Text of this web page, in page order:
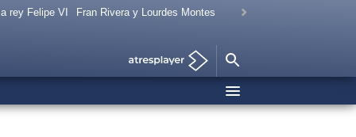
rey Felipe VI Fran Rivera y Lourdes Montes